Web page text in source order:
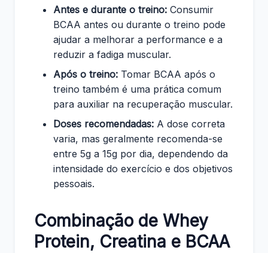
Antes e durante o treino: Consumir
BCAA antes ou durante o treino pode
ajudar a melhorar a performance e a
reduzir a fadiga muscular.
Após o treino: Tomar BCAA após o
treino também é uma prática comum
para auxiliar na recuperação muscular.
Doses recomendadas: A dose correta
varia, mas geralmente recomenda-se
entre 5g a 15g por dia, dependendo da
intensidade do exercício e dos objetivos
pessoais.
Combinação de Whey
Protein, Creatina e BCAA